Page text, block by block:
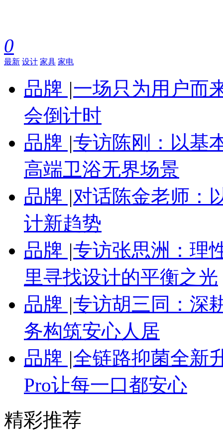
0
最新 设计 家具 家电
品牌 |一场只为用户而
会倒计时
品牌 |专访陈刚：以基
高端卫浴无界场景
品牌 |对话陈金老师：
计新趋势
品牌 |专访张思洲：理
里寻找设计的平衡之光
品牌 |专访胡三同：深
务构筑安心人居
品牌 |全链路抑菌全新
Pro让每一口都安心
精彩推荐